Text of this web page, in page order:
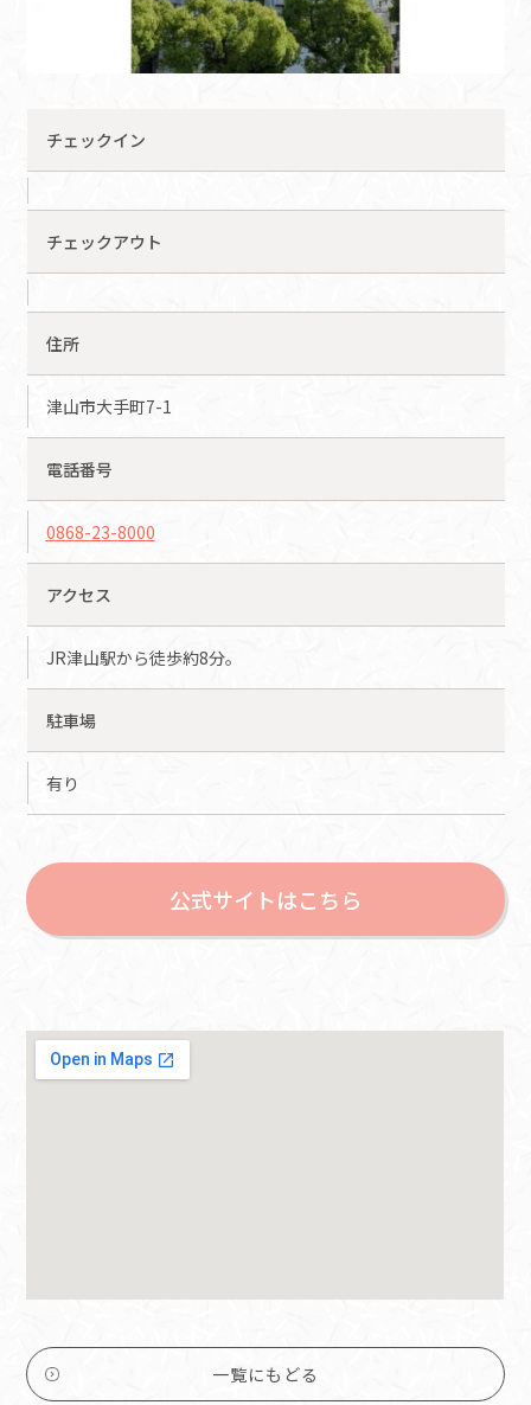
チェックイン
チェックアウト
住所
津山市大手町7-1
電話番号
0868-23-8000
アクセス
JR津山駅から徒歩約8分。
駐車場
有り
公式サイトはこちら
一覧にもどる